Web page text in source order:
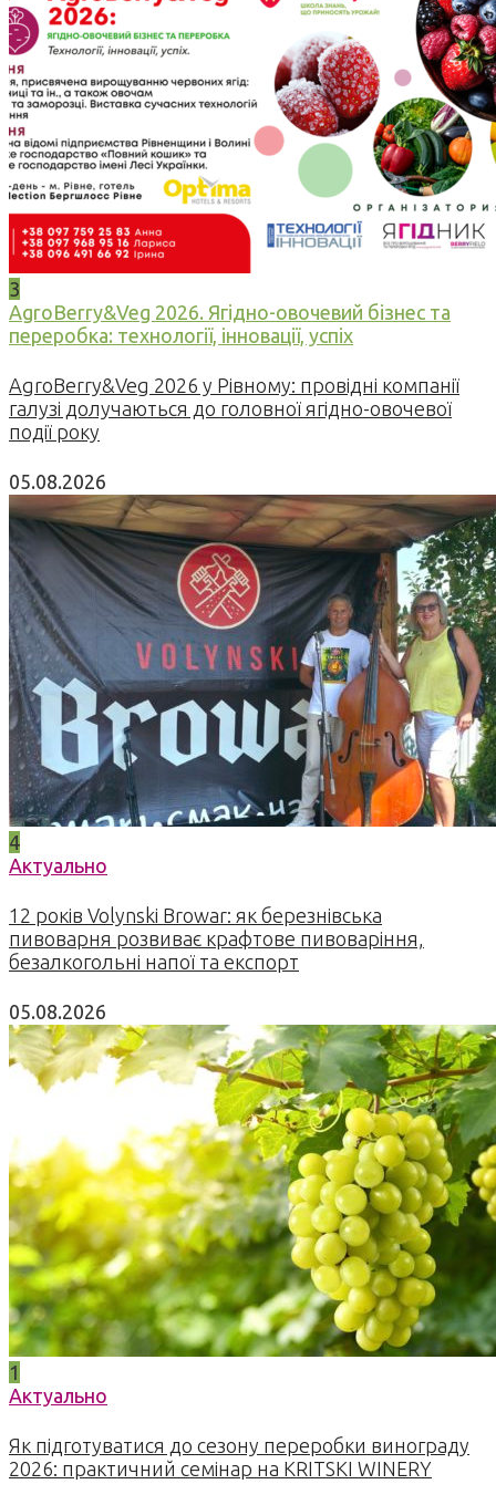
3
AgroBerry&Veg 2026. Ягідно-овочевий бізнес та
переробка: технології, інновації, успіх
AgroBerry&Veg 2026 у Рівному: провідні компанії
галузі долучаються до головної ягідно-овочевої
події року
05.08.2026
4
Актуально
12 років Volynski Browar: як березнівська
пивоварня розвиває крафтове пивоваріння,
безалкогольні напої та експорт
05.08.2026
1
Актуально
Як підготуватися до сезону переробки винограду
2026: практичний семінар на KRITSKI WINERY